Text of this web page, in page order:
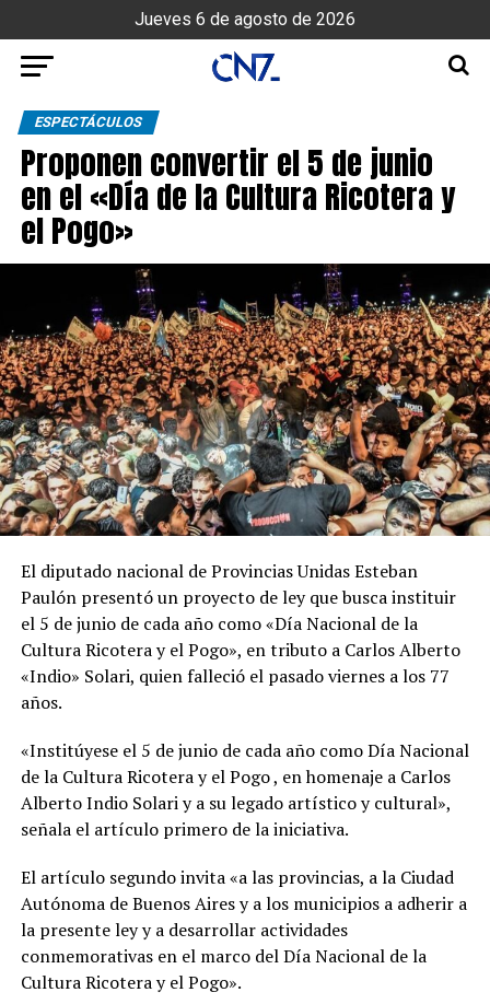
Jueves 6 de agosto de 2026
ESPECTÁCULOS
Proponen convertir el 5 de junio
en el «Día de la Cultura Ricotera y
el Pogo»
El diputado nacional de Provincias Unidas Esteban
Paulón presentó un proyecto de ley que busca instituir
el 5 de junio de cada año como «Día Nacional de la
Cultura Ricotera y el Pogo», en tributo a Carlos Alberto
«Indio» Solari, quien falleció el pasado viernes a los 77
años.
«Institúyese el 5 de junio de cada año como Día Nacional
de la Cultura Ricotera y el Pogo , en homenaje a Carlos
Alberto Indio Solari y a su legado artístico y cultural»,
señala el artículo primero de la iniciativa.
El artículo segundo invita «a las provincias, a la Ciudad
Autónoma de Buenos Aires y a los municipios a adherir a
la presente ley y a desarrollar actividades
conmemorativas en el marco del Día Nacional de la
Cultura Ricotera y el Pogo».